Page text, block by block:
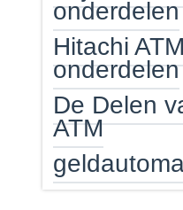
onderdelen
Hitachi
onderdelen
De Delen
ATM
ATM-